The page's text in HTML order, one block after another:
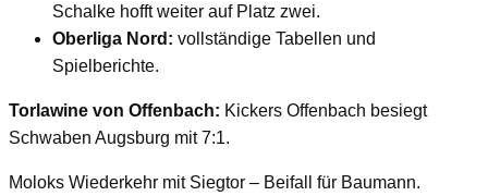
Schalke hofft weiter auf Platz zwei.
Oberliga Nord: vollständige Tabellen und
Spielberichte.
Torlawine von Offenbach: Kickers Offenbach besiegt
Schwaben Augsburg mit 7:1.
Moloks Wiederkehr mit Siegtor – Beifall für Baumann.